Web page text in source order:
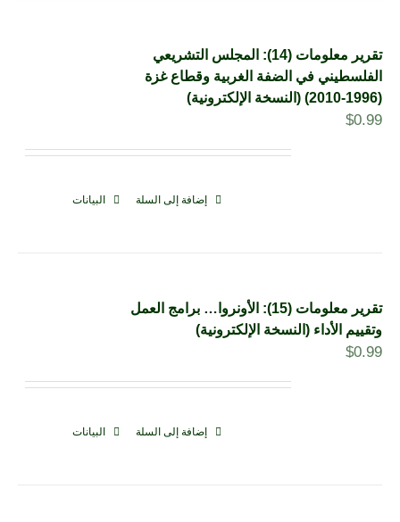
تقرير معلومات (14): المجلس التشريعي
الفلسطيني في الضفة الغربية وقطاع غزة
(1996-2010) (النسخة الإلكترونية)
$0.99
إضافة إلى السلة البيانات
تقرير معلومات (15): الأونروا… برامج العمل
وتقييم الأداء (النسخة الإلكترونية)
$0.99
إضافة إلى السلة البيانات